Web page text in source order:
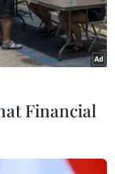
Financial